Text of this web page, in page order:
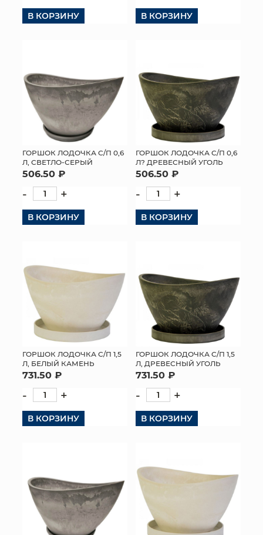
В КОРЗИНУ В КОРЗИНУ
ГОРШОК ЛОДОЧКА С/П 0,6
Л, СВЕТЛО-СЕРЫЙ
506.50 ₽
- +
В КОРЗИНУ
ГОРШОК ЛОДОЧКА С/П 0,6
Л? ДРЕВЕСНЫЙ УГОЛЬ
506.50 ₽
- +
В КОРЗИНУ
ГОРШОК ЛОДОЧКА С/П 1,5
Л, БЕЛЫЙ КАМЕНЬ
731.50 ₽
- +
В КОРЗИНУ
ГОРШОК ЛОДОЧКА С/П 1,5
Л, ДРЕВЕСНЫЙ УГОЛЬ
731.50 ₽
- +
В КОРЗИНУ